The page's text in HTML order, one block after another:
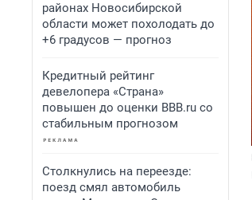
районах Новосибирской
области может похолодать до
+6 градусов — прогноз
Кредитный рейтинг
девелопера «Страна»
повышен до оценки BBB.ru со
стабильным прогнозом
Столкнулись на переезде:
поезд смял автомобиль